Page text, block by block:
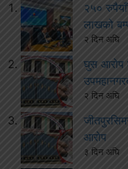
२५०
लाखको
२ दिन अघि
घुस आरोप
२ दिन अघि
आरोप
३ दिन अघि